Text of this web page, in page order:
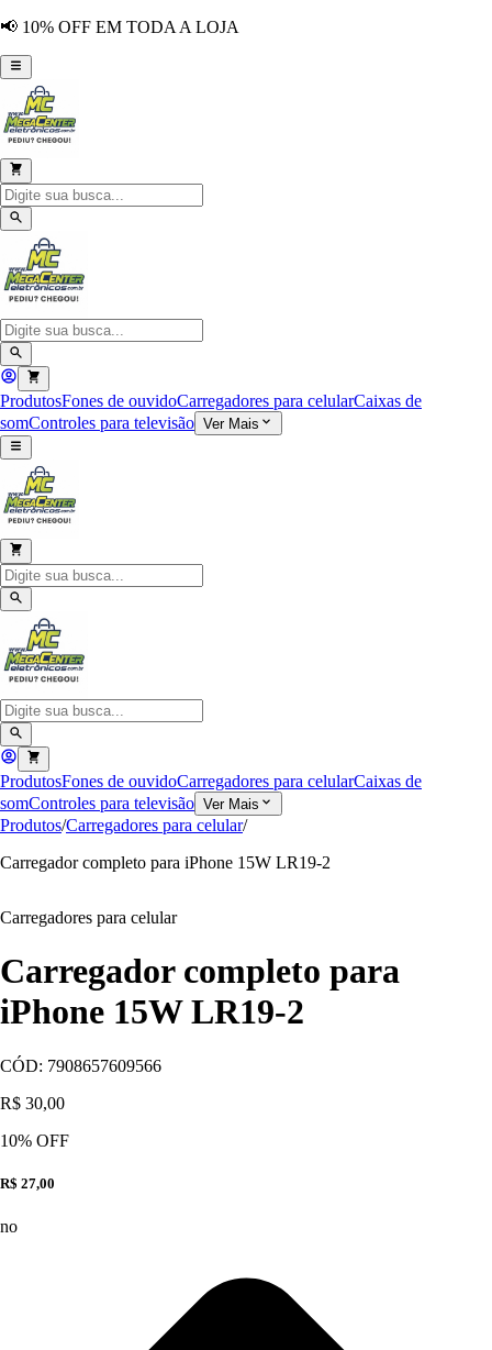
📢 10% OFF EM TODA A LOJA
ProdutosFones de ouvidoCarregadores para celularCaixas de
somControles para televisão Ver Mais
ProdutosFones de ouvidoCarregadores para celularCaixas de
somControles para televisão Ver Mais
Produtos/Carregadores para celular/
Carregador completo para iPhone 15W LR19-2
Carregadores para celular
Carregador completo para
iPhone 15W LR19-2
CÓD: 7908657609566
R$ 30,00
10% OFF
R$ 27,00
no